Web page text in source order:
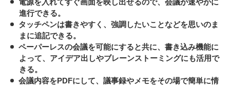
電源を入れてすぐ画面を映し出せるので、会議が速やかに
進行できる。
タッチペンは書きやすく、強調したいことなどを思いのま
まに追記できる。
ペーパーレスの会議を可能にすると共に、書き込み機能に
よって、アイデア出しやブレーンストーミングにも活用で
きる。
会議内容をPDFにして、議事録やメモをその場で簡単に情